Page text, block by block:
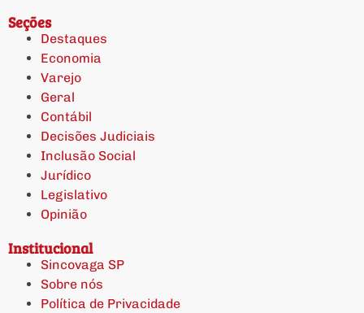
Seções
Destaques
Economia
Varejo
Geral
Contábil
Decisões Judiciais
Inclusão Social
Jurídico
Legislativo
Opinião
Institucional
Sincovaga SP
Sobre nós
Política de Privacidade